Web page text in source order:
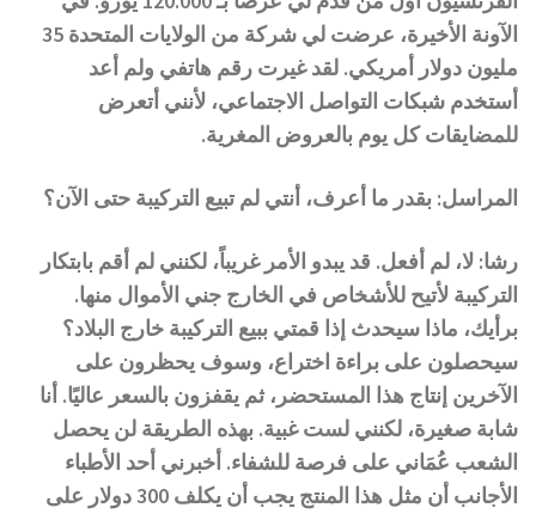
الآونة الأخيرة، عرضت لي شركة من الولايات المتحدة 35
مليون دولار أمريكي. لقد غيرت رقم هاتفي ولم أعد
أستخدم شبكات التواصل الاجتماعي، لأنني أتعرض
للمضايقات كل يوم بالعروض المغرية.
المراسل: بقدر ما أعرف، أنتي لم تبيع التركيبة حتى الآن؟
رشا: لا، لم أفعل. قد يبدو الأمر غريباً، لكنني لم أقم بابتكار
التركيبة لأتيح للأشخاص في الخارج جني الأموال منها.
برأيك، ماذا سيحدث إذا قمتي ببيع التركيبة خارج البلاد؟
سيحصلون على براءة اختراع، وسوف يحظرون على
الآخرين إنتاج هذا المستحضر، ثم يقفزون بالسعر عاليًا. أنا
شابة صغيرة، لكنني لست غبية. بهذه الطريقة لن يحصل
الشعب عُمَاني على فرصة للشفاء. أخبرني أحد الأطباء
الأجانب أن مثل هذا المنتج يجب أن يكلف 300 دولار على